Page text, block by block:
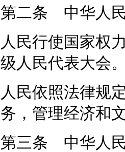
第二条 中华人
人民行使国家权
级人民代表大会
人民依照法律规
务，管理经济和
第三条 中华人